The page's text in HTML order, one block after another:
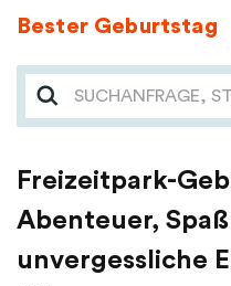
Bester Geburtstag
Freizeitpark-
Abenteuer,
unvergessliche